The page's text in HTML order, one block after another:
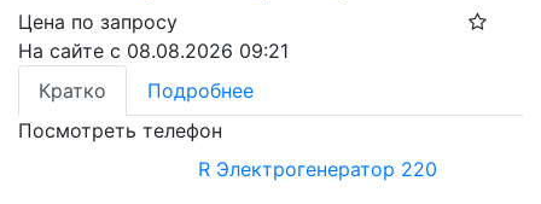
Цена по запросу
На сайте с 08.08.2026 09:21
Кратко
Подробнее
Посмотреть телефон
R Электрогенератор 220